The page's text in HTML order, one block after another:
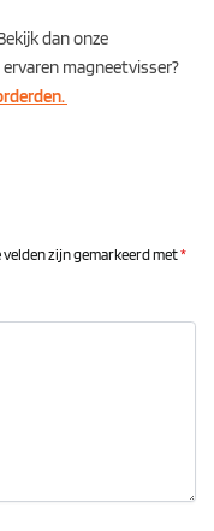
dan onze
ervaren magneetvisser?
velden zijn gemarkeerd met*